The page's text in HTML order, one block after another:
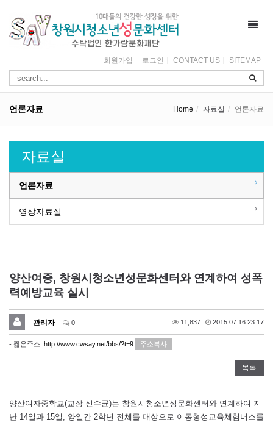
회원가입 로그인 CONTACT US SITEMAP
언론자료 Home 자료실 언론자료
자료실
언론자료
영상자료실
양산여중, 창원시청소년성문화센터와 연계하여 성폭
력예방교육 실시
관리자 0 11,837 2015.07.16 23:17
- 짧은주소: http://www.cwsay.net/bbs/?t=9 주소복사
목록
양산여자중학교(교장 신수균)는 창원시청소년성문화센터와 연계하여 지
난 14일과 15일, 양일간 2학년 전체를 대상으로 이동형성교육체험버스를